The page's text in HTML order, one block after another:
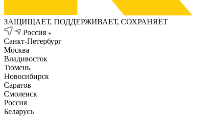
ЗАЩИЩАЕТ, ПОДДЕРЖИВАЕТ, СОХРАНЯЕТ
Россия
Санкт-Петербург
Москва
Владивосток
Тюмень
Новосибирск
Саратов
Смоленск
Россия
Беларусь